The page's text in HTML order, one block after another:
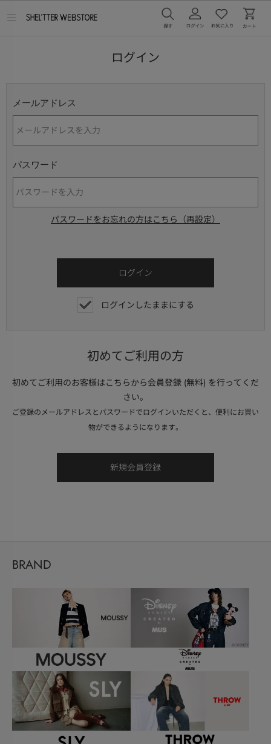
ログイン
メールアドレス
パスワード
パスワードをお忘れの方はこちら（再設定）
ログインしたままにする
初めてご利用の方
初めてご利用のお客様はこちらから会員登録 (無料) を行ってくだ
さい。
ご登録のメールアドレスとパスワードでログインいただくと、便利にお買い
物ができるようになります。
BRAND